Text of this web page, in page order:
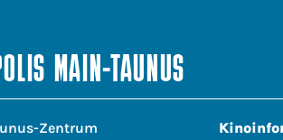
MAIN-TAUNUS
Zentrum